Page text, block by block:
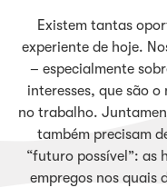
Existem tantas
experiente de hoje.
– especialmente
interesses, que são
no trabalho.
também precisam
“futuro possível”: as
empregos nos quais